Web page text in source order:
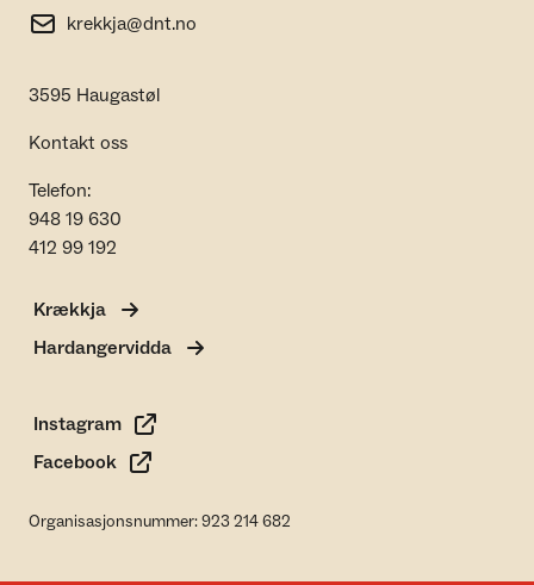
krekkja@dnt.no
3595 Haugastøl
Kontakt oss
Telefon:
948 19 630
412 99 192
Krækkja
Hardangervidda
Instagram
Facebook
Organisasjonsnummer: 923 214 682